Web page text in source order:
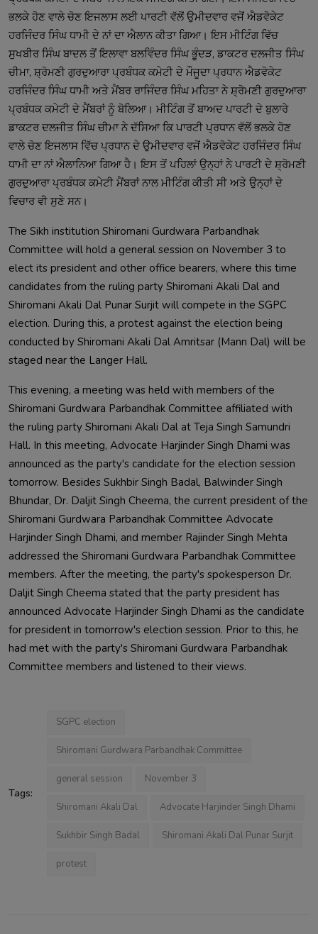
ਭਲਕੇ ਹੋਣ ਵਾਲੇ ਚੋਣ ਇਜਲਾਸ ਲਈ ਪਾਰਟੀ ਵੱਲੋਂ ਉਮੀਦਵਾਰ ਵਜੋਂ ਐਡਵੋਕੇਟ
ਹਰਜਿੰਦਰ ਸਿੰਘ ਧਾਮੀ ਦੇ ਨਾਂ ਦਾ ਐਲਾਨ ਕੀਤਾ ਗਿਆ। ਇਸ ਮੀਟਿੰਗ ਵਿੱਚ
ਸੁਖਬੀਰ ਸਿੰਘ ਬਾਦਲ ਤੋਂ ਇਲਾਵਾ ਬਲਵਿੰਦਰ ਸਿੰਘ ਭੂੰਦੜ, ਡਾਕਟਰ ਦਲਜੀਤ ਸਿੰਘ
ਚੀਮਾ, ਸ਼੍ਰੋਮਣੀ ਗੁਰਦੁਆਰਾ ਪ੍ਰਬੰਧਕ ਕਮੇਟੀ ਦੇ ਮੌਜੂਦਾ ਪ੍ਰਧਾਨ ਐਡਵੋਕੇਟ
ਹਰਜਿੰਦਰ ਸਿੰਘ ਧਾਮੀ ਅਤੇ ਮੈਂਬਰ ਰਾਜਿੰਦਰ ਸਿੰਘ ਮਹਿਤਾ ਨੇ ਸ਼੍ਰੋਮਣੀ ਗੁਰਦੁਆਰਾ
ਪ੍ਰਬੰਧਕ ਕਮੇਟੀ ਦੇ ਮੈਂਬਰਾਂ ਨੂੰ ਬੋਲਿਆ। ਮੀਟਿੰਗ ਤੋਂ ਬਾਅਦ ਪਾਰਟੀ ਦੇ ਬੁਲਾਰੇ
ਡਾਕਟਰ ਦਲਜੀਤ ਸਿੰਘ ਚੀਮਾ ਨੇ ਦੱਸਿਆ ਕਿ ਪਾਰਟੀ ਪ੍ਰਧਾਨ ਵੱਲੋਂ ਭਲਕੇ ਹੋਣ
ਵਾਲੇ ਚੋਣ ਇਜਲਾਸ ਵਿੱਚ ਪ੍ਰਧਾਨ ਦੇ ਉਮੀਦਵਾਰ ਵਜੋਂ ਐਡਵੋਕੇਟ ਹਰਜਿੰਦਰ ਸਿੰਘ
ਧਾਮੀ ਦਾ ਨਾਂ ਐਲਾਨਿਆ ਗਿਆ ਹੈ। ਇਸ ਤੋਂ ਪਹਿਲਾਂ ਉਨ੍ਹਾਂ ਨੇ ਪਾਰਟੀ ਦੇ ਸ਼੍ਰੋਮਣੀ
ਗੁਰਦੁਆਰਾ ਪ੍ਰਬੰਧਕ ਕਮੇਟੀ ਮੈਂਬਰਾਂ ਨਾਲ ਮੀਟਿੰਗ ਕੀਤੀ ਸੀ ਅਤੇ ਉਨ੍ਹਾਂ ਦੇ
The Sikh institution Shiromani Gurdwara Parbandhak
Committee will hold a general session on November 3 to
elect its president and other office bearers, where this time
candidates from the ruling party Shiromani Akali Dal and
Shiromani Akali Dal Punar Surjit will compete in the SGPC
election. During this, a protest against the election being
conducted by Shiromani Akali Dal Amritsar (Mann Dal) will be
This evening, a meeting was held with members of the
Shiromani Gurdwara Parbandhak Committee affiliated with
the ruling party Shiromani Akali Dal at Teja Singh Samundri
Hall. In this meeting, Advocate Harjinder Singh Dhami was
announced as the party's candidate for the election session
tomorrow. Besides Sukhbir Singh Badal, Balwinder Singh
Bhundar, Dr. Daljit Singh Cheema, the current president of the
Shiromani Gurdwara Parbandhak Committee Advocate
Harjinder Singh Dhami, and member Rajinder Singh Mehta
addressed the Shiromani Gurdwara Parbandhak Committee
members. After the meeting, the party's spokesperson Dr.
Daljit Singh Cheema stated that the party president has
announced Advocate Harjinder Singh Dhami as the candidate
for president in tomorrow's election session. Prior to this, he
had met with the party's Shiromani Gurdwara Parbandhak
Tags:
SGPC election
Shiromani Gurdwara Parbandhak Committee
general session November 3
Shiromani Akali Dal Advocate Harjinder Singh Dhami
Sukhbir Singh Badal Shiromani Akali Dal Punar Surjit
protest